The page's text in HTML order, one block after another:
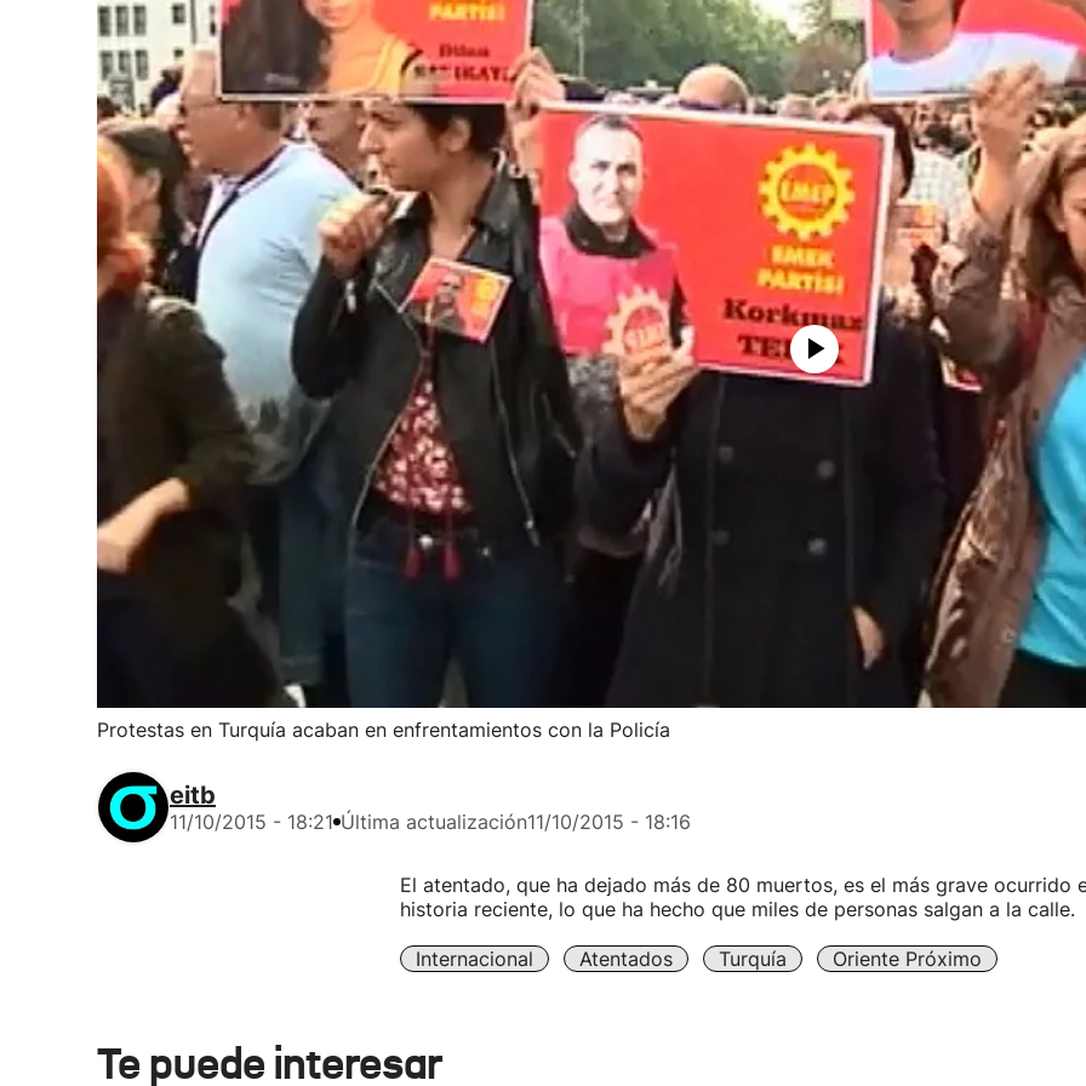
Protestas en Turquía acaban en enfrentamientos con la Policía
eitb
11/10/2015 - 18:21 Última actualización11/10/2015 - 18:16
El atentado, que ha dejado más de 80 muertos, es el más grave ocurrido
historia reciente, lo que ha hecho que miles de personas salgan a la calle.
Internacional Atentados Turquía Oriente Próximo
Te puede interesar